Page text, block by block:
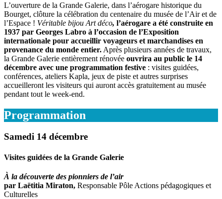
L’ouverture de la Grande Galerie, dans l’aérogare historique du
Bourget, clôture la célébration du centenaire du musée de l’Air et de
l’Espace ! Véritable bijou Art déco, l’aérogare a été construite en
1937 par Georges Labro à l’occasion de l’Exposition
internationale pour accueillir voyageurs et marchandises en
provenance du monde entier. Après plusieurs années de travaux,
la Grande Galerie entièrement rénovée ouvrira au public le 14
décembre avec une programmation festive : visites guidées,
conférences, ateliers Kapla, jeux de piste et autres surprises
accueilleront les visiteurs qui auront accès gratuitement au musée
pendant tout le week-end.
Programmation
Samedi 14 décembre
Visites guidées de la Grande Galerie
À la découverte des pionniers de l’air
par Laëtitia Miraton, Responsable Pôle Actions pédagogiques et
Culturelles